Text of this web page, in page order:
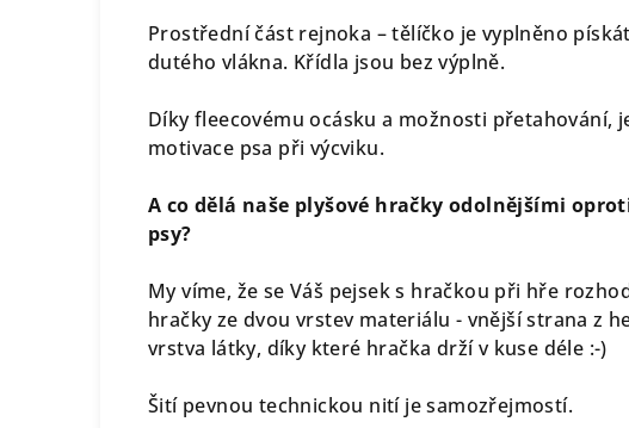
Prostřední část rejnoka – tělíčko je vyplněno
dutého vlákna. Křídla jsou bez výplně.
Díky fleecovému ocásku a možnosti přetahování,
motivace psa při výcviku.
A co dělá naše plyšové hračky odolnějšími
psy?
My víme, že se Váš pejsek s hračkou při hře
hračky ze dvou vrstev materiálu - vnější strana z
vrstva látky, díky které hračka drží v kuse déle :-)
Šití pevnou technickou nití je samozřejmostí.